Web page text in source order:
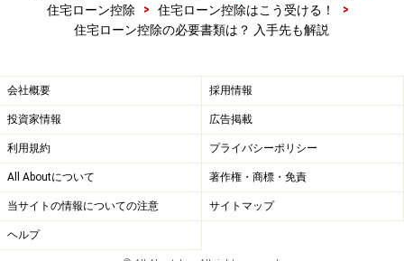
作成すれば、税額などが自動計算されるので、自宅にネ
ット環境があれば、そのほうがカンタンで便利でしょ
行う人向けに、入力が簡易にできるようになっています
ので、一度サイトを確認してみるといいでしょう。
●確定申告書Aと（特定増改築等）住宅借入金等特別控除
額の計算明細書の入手先
・最寄りの税務署から入手
・国税庁のサイトからダウンロード
住宅ローン控除
> 住宅ローン控除はこう受ける！
>
住宅ローン控除の必要書類は？ 入手先も解説
会社概要 採用情報
投資家情報 広告掲載
利用規約 プライバシーポリシー
All Aboutについて 著作権・商標・免責
当サイトの情報についての注意 サイトマップ
ヘルプ